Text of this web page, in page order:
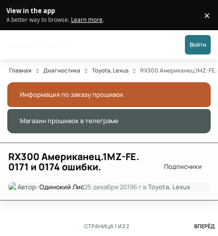
View in the app
A better way to browse. Learn more. ×
Войти
Главная Диагностика Toyota, Lexus RX300 Американец.1MZ-FE.
Информация по заказу прошивок
Магазин прошивок в телеграме
RX300 Американец.1MZ-FE.
0171 и 0174 ошибки. Подписчики
Автор:Одинокий Лис25 декабря 20196 г вToyota, Lexus
ВПЕРЁД
СТРАНИЦА 1 ИЗ 2